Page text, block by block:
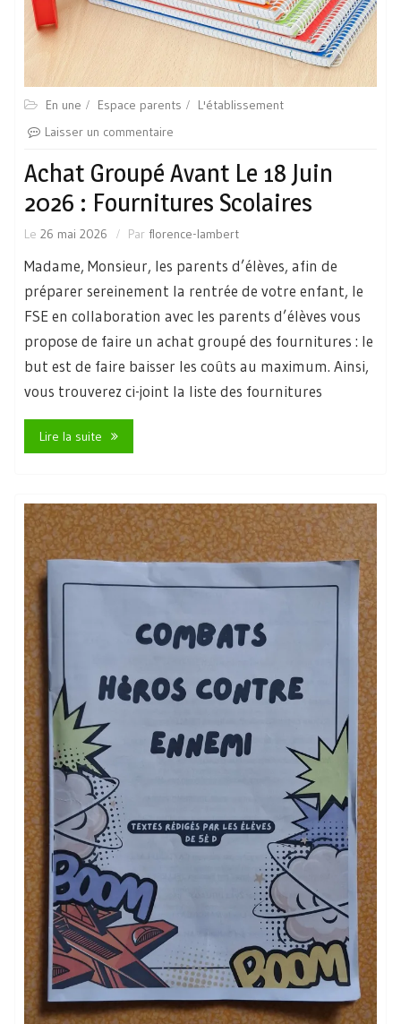
En une Espace parents
L'établissement
Laisser un commentaire
Achat Groupé Avant Le 18 Juin
2026 : Fournitures Scolaires
Le 26 mai 2026 Par florence-lambert
Madame, Monsieur, les parents d’élèves, afin de
préparer sereinement la rentrée de votre enfant, le
FSE en collaboration avec les parents d’élèves vous
propose de faire un achat groupé des fournitures : le
but est de faire baisser les coûts au maximum. Ainsi,
vous trouverez ci-joint la liste des fournitures
Lire la suite